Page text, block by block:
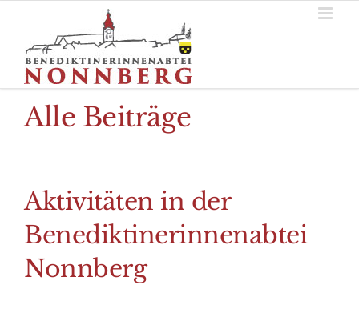
springen
Alle Beiträge
Aktivitäten in der
Benediktinerinnenabtei
Nonnberg